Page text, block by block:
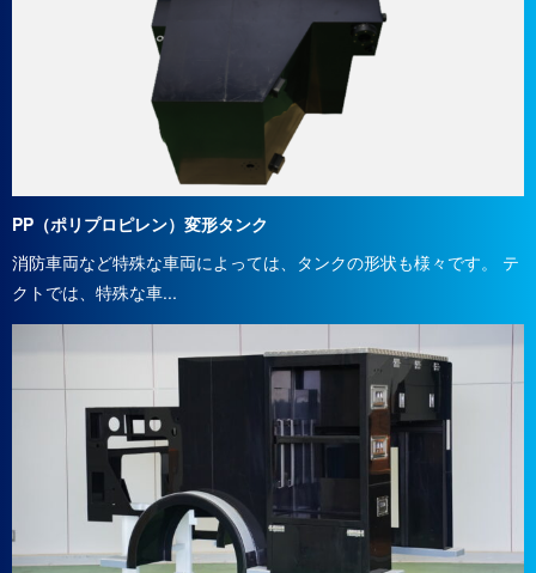
PP（ポリプロピレン）変形タンク
消防車両など特殊な車両によっては、タンクの形状も様々です。 テ
クトでは、特殊な車...